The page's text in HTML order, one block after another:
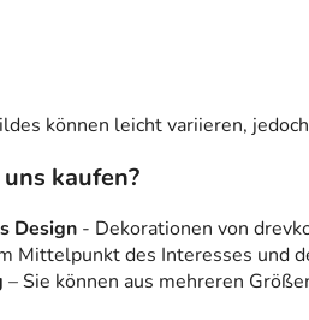
können leicht variieren,
kaufen?
Design - Dekorationen von
Mittelpunkt des Interesses und
– Sie können aus mehreren